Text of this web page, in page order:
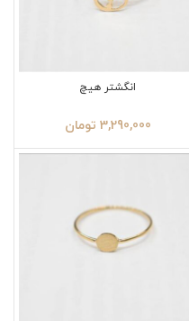
انگشتر هیچ
3,290,000 تومان